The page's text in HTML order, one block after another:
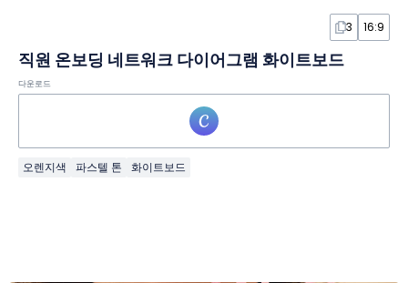
3 16:9
직원 온보딩 네트워크 다이어그램 화이트보드
다운로드
오렌지색 파스텔 톤 화이트보드